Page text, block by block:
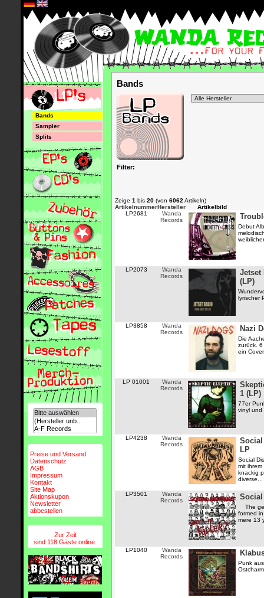
Bands
Sampler
Splits
Preise und Versand
Datenschutz
AGB
Impressum
Kontakt
Site Map
Aktionskupon
Newsletter
abbestellen
Zur Zeit
sind 118 Gäste online.
Bands
Filter:
Zeige 1 bis 20 (von 6062 Artikeln)
ArtikelnummerHersteller
Artikelbild
LP2681
Wanda
Records
Debut
LP2073
Wanda
Records
Jetset
(LP)
lyrischer
LP3858
Wanda
Records
Nazi
Die
zurück.
ein
LP 01001
Wanda
Records
1 (LP)
77er
vinyl und
LP4238
Wanda
Records
Social
LP
Social
mit
knackig
diverse...
LP3501
Wanda
Records
The
formed
mere 13
LP1040
Wanda
Records
Punk